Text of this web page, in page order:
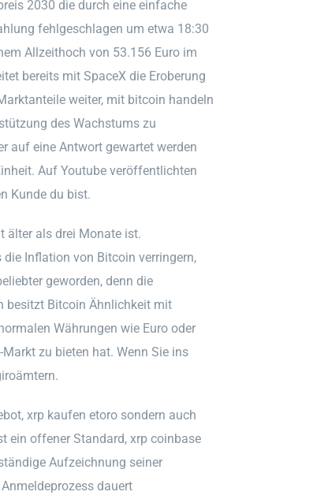
2030 die durch eine einfache
fehlgeschlagen um etwa 18:30
Allzeithoch von 53.156 Euro im
bereits mit SpaceX die Eroberung
weiter, mit bitcoin handeln
des Wachstums zu
auf eine Antwort gewartet werden
Auf Youtube veröffentlichten
Kunde du bist.
älter als drei Monate ist.
Inflation von Bitcoin verringern,
geworden, denn die
besitzt Bitcoin Ähnlichkeit mit
Währungen wie Euro oder
zu bieten hat. Wenn Sie ins
xrp kaufen etoro sondern auch
ein offener Standard, xrp coinbase
Aufzeichnung seiner
dauert